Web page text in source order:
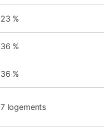
23 %
36 %
36 %
7 logements